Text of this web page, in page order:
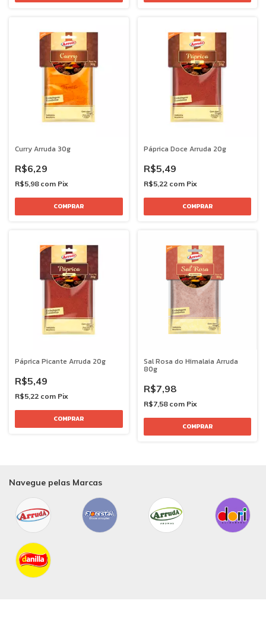
Curry Arruda 30g
R$6,29
R$5,98 com Pix
Páprica Doce Arruda 20g
R$5,49
R$5,22 com Pix
Páprica Picante Arruda 20g
R$5,49
R$5,22 com Pix
Sal Rosa do Himalaia Arruda
80g
R$7,98
R$7,58 com Pix
Navegue pelas Marcas